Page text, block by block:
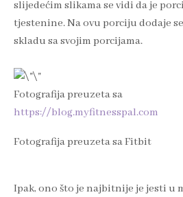
slijedećim slikama se vidi da je
tjestenine. Na ovu porciju dodaje
skladu sa svojim porcijama.
Fotografija preuzeta sa
https://blog.myfitnesspal.com
Fotografija preuzeta sa Fitbit
Ipak, ono što je najbitnije je jesti u